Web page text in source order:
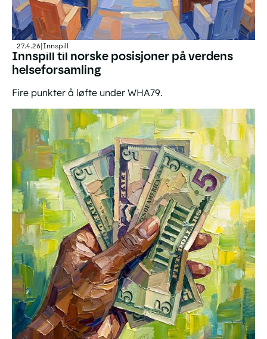
27.4.26 Innspill
Innspill til norske posisjoner på verdens
helseforsamling
Fire punkter å løfte under WHA79.